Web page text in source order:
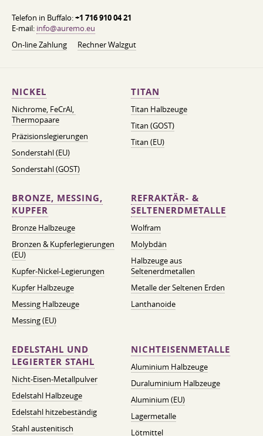
Telefon in Buffalo:+1 716 910 04 21
E-mail: info@auremo.eu
On-line Zahlung
Rechner Walzgut
NICKEL
Nichrome, FeСrAl, ​​
Thermopaare
Präzisionslegierungen
Sonderstahl (EU)
Sonderstahl (GOST)
TITAN
Titan Halbzeuge
Titan (GOST)
Titan (EU)
BRONZE, MESSING,
KUPFER
Bronze Halbzeuge
Bronzen & Kupferlegierungen
(EU)
Kupfer-Nickel-Legierungen
Kupfer Halbzeuge
Messing Halbzeuge
Messing (EU)
REFRAKTÄR- &
SELTENERDMETALLE
Wolfram
Molybdän
Halbzeuge aus
Seltenerdmetallen
Metalle der Seltenen Erden
Lanthanoide
EDELSTAHL UND
LEGIERTER STAHL
Nicht-Eisen-Metallpulver
Edelstahl Halbzeuge
Edelstahl hitzebeständig
Stahl austenitisch
NICHTEISENMETALLE
Aluminium Halbzeuge
Duraluminium Halbzeuge
Aluminium (EU)
Lagermetalle
Lötmittel